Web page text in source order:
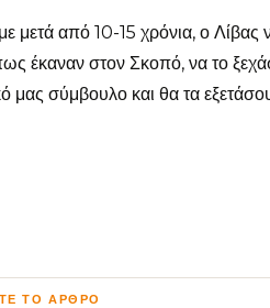
μετά από 10-15 χρόνια, ο Λίβας
έκαναν στον Σκοπό, να το
μας σύμβουλο και θα τα
ΤΟ ΆΡΘΡΟ